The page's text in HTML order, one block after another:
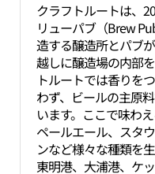
クラフトルートは、
リューパブ（Brew
造する醸造所とパブ
越しに醸造場の内部
トルートでは香りを
わず、ビールの主原
います。ここで味わ
ペールエール、スタ
ンなど様々な種類を
東明港、大浦港、ケ